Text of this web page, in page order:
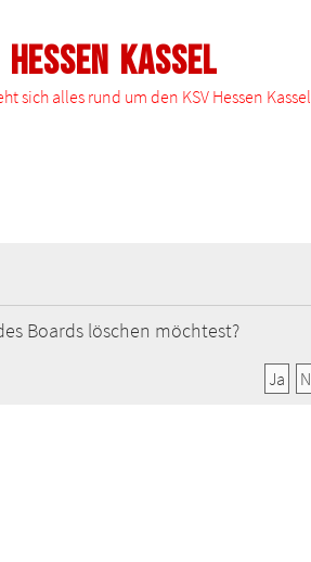
Hessen Kassel
sich alles rund um den KSV Hessen Kassel
Boards löschen möchtest?